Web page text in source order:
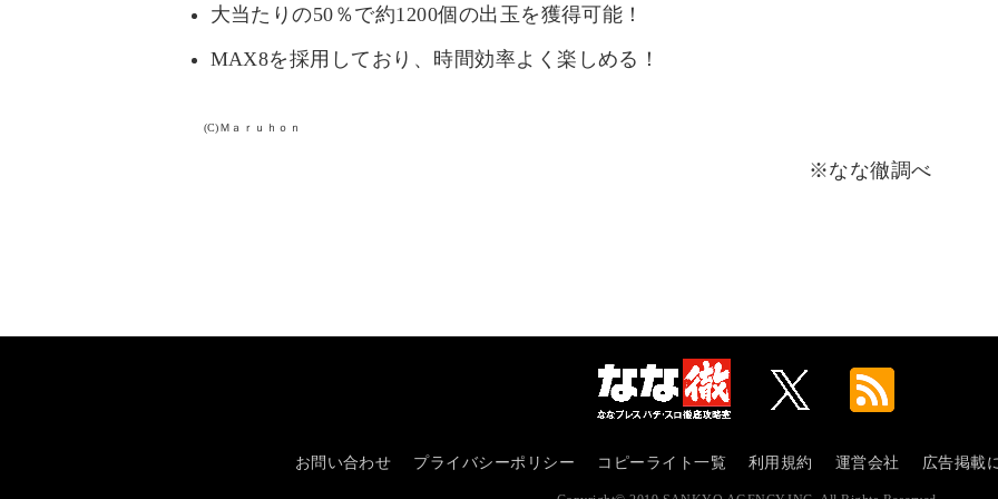
大当たりの50％で約1200個の出玉を獲得可能！
MAX8を採用しており、時間効率よく楽しめる！
(C)Ｍａｒｕｈｏｎ
※なな徹調べ
お問い合わせ プライバシーポリシー コピーライト一覧 利用規約 運営会社 広告掲載